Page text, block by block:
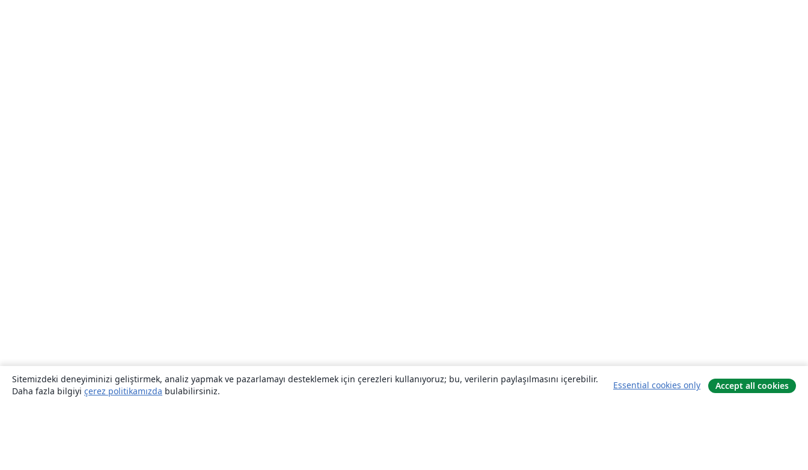
Sitemizdeki deneyiminizi geliştirmek, analiz yapmak ve pazarlamayı desteklemek için çerezleri kullanıyoruz; bu, verilerin paylaşılmasını içerebilir.
Daha fazla bilgiyi çerez politikamızda bulabilirsiniz.
Essential cookies only Accept all cookies